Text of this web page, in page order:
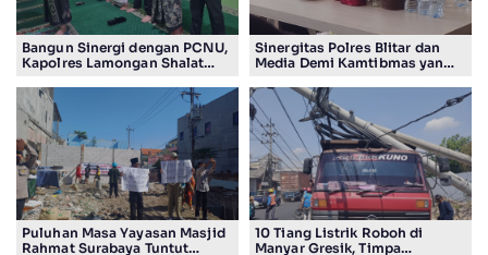
Bangun Sinergi dengan PCNU,
Kapolres Lamongan Shalat
Pengurus
Sinergitas Polres Blitar dan
Media Demi Kamtibmas yang
Puluhan Masa Yayasan Masjid
Rahmat Surabaya Tuntut
10 Tiang Listrik Roboh di
Manyar Gresik, Timpa